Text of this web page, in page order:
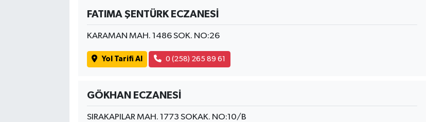
FATIMA ŞENTÜRK ECZANESİ
KARAMAN MAH. 1486 SOK. NO:26
Yol Tarifi Al 0 (258) 265 89 61
GÖKHAN ECZANESİ
SIRAKAPILAR MAH. 1773 SOKAK. NO:10/B